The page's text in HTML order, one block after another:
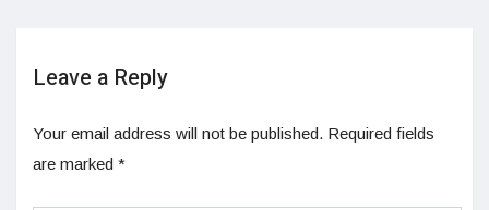
Leave a Reply
Your email address will not be published. Required fields
are marked *